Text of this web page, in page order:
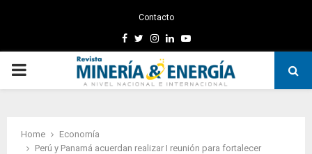
Contacto
Facebook
TwitterInstagram
LinkedinYoutube
PRIMARY
Home
Economía
Perú y Panamá acuerdan realizar I reunión para fortalecer